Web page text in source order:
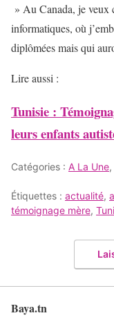
» Au Canada, je veux
informatiques, où
diplômées mais qui
Lire aussi :
Tunisie :
leurs enfants
Catégories : A La Une,
Étiquettes : actualité,
témoignage mère,
Baya.tn